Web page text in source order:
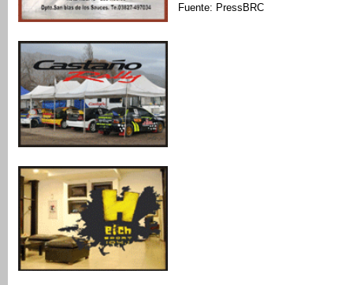
Fuente: PressBRC